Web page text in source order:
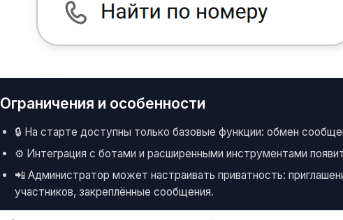
Ограничения и особенности
🔒 На старте доступны только базовые функции: обмен
⚙️ Интеграция с ботами и расширенными инструментами
📲 Администратор может настраивать приватность:
участников, закреплённые сообщения.